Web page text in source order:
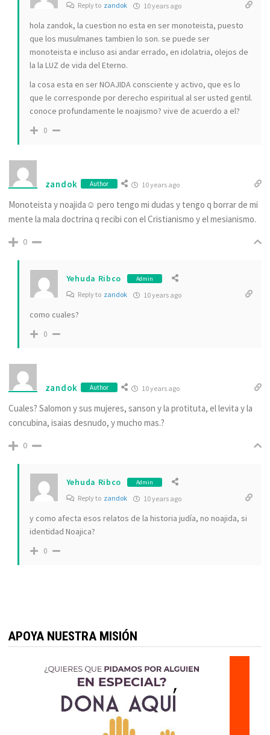
Reply to zandok 10 years ago
hola zandok, la cuestion no esta en ser monoteista, puesto
que los musulmanes tambien lo son. se puede ser
monoteista e incluso asi andar errado, en idolatria, olejos de
la la LUZ de vida del Eterno.
la cosa esta en ser NOAJIDA consciente y activo, que es lo
que le corresponde por derecho espiritual al ser usted gentil.
conoce profundamente le noajismo? vive de acuerdo a el?
0
zandok Author 10 years ago
Monoteista y noajida☺ pero tengo mi dudas y tengo q borrar de mi
mente la mala doctrina q recibi con el Cristianismo y el mesianismo.
0
Yehuda Ribco Admin
Reply to zandok 10 years ago
como cuales?
0
zandok Author 10 years ago
Cuales? Salomon y sus mujeres, sanson y la protituta, el levita y la
concubina, isaias desnudo, y mucho mas.?
0
Yehuda Ribco Admin
Reply to zandok 10 years ago
y como afecta esos relatos de la historia judía, no noajida, si
identidad Noajica?
0
APOYA NUESTRA MISIÓN